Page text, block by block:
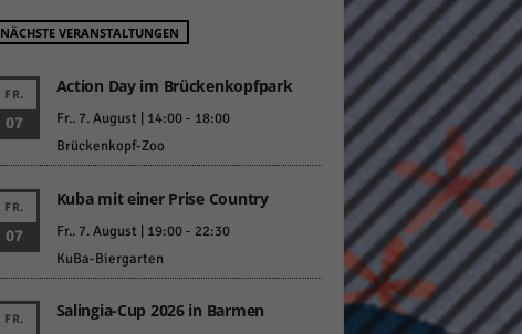
NÄCHSTE VERANSTALTUNGEN
FR.
07
Action Day im Brückenkopfpark
Fr.. 7. August | 14:00- 18:00
Brückenkopf-Zoo
FR.
07
Kuba mit einer Prise Country
Fr.. 7. August | 19:00- 22:30
KuBa-Biergarten
FR. Salingia-Cup 2026 in Barmen